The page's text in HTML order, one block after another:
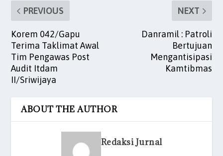
PREVIOUS
Korem 042/Gapu
Terima Taklimat Awal
Tim Pengawas Post
Audit Itdam
II/Sriwijaya
NEXT
Danramil : Patroli
Bertujuan
Mengantisipasi
Kamtibmas
ABOUT THE AUTHOR
Redaksi Jurnal